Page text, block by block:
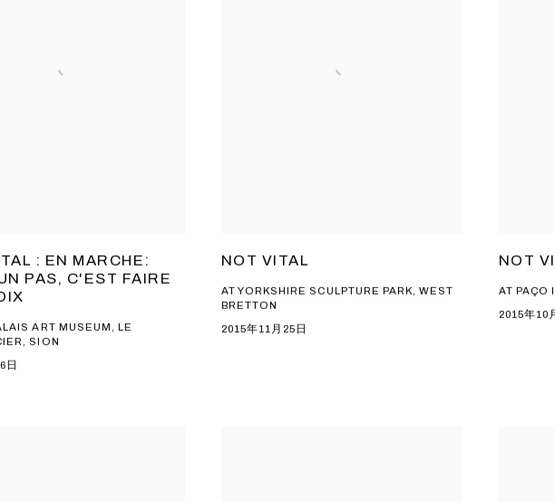
: EN MARCHE:
PAS, C'EST FAIRE
ART MUSEUM, LE
SION
日
NOT VITAL
AT YORKSHIRE SCULPTURE PARK, WEST
BRETTON
2015年11月25日
NOT
AT PAÇO
2015年10